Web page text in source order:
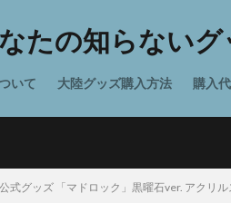
たの知らない
いて 大陸グッズ購入方法 購入
式グッズ 「マドロック」黒曜石ver. アクリ